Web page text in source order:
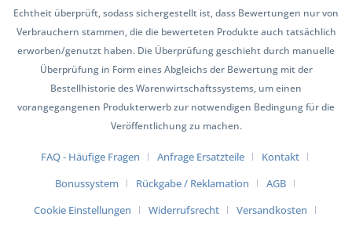
Echtheit überprüft, sodass sichergestellt ist, dass Bewertungen nur von
Verbrauchern stammen, die die bewerteten Produkte auch tatsächlich
erworben/genutzt haben. Die Überprüfung geschieht durch manuelle
Überprüfung in Form eines Abgleichs der Bewertung mit der
Bestellhistorie des Warenwirtschaftssystems, um einen
vorangegangenen Produkterwerb zur notwendigen Bedingung für die
Veröffentlichung zu machen.
FAQ - Häufige Fragen Anfrage Ersatzteile
Kontakt
Bonussystem
Rückgabe / Reklamation
AGB
Cookie Einstellungen
Widerrufsrecht Versandkosten